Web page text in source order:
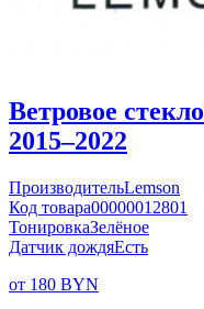
Ветровое стекло
2015–2022
ПроизводительLemson
Код товара00000012801
ТонировкаЗелёное
Датчик дождяЕсть
от 180 BYN